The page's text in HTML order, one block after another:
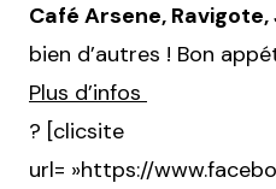
Café Arsene,
bien d’autres ! Bon
Plus d’infos
? [clicsite
url= »https://